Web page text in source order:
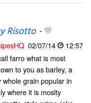
Risotto-
02/07/14
12:57
farro what is most
to you as barley, a
whole grain popular in
where it is moslty